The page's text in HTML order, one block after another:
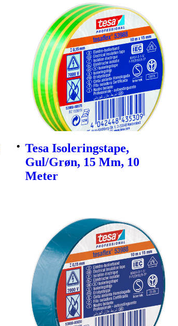
Tesa Isoleringstape,
Gul/Grøn, 15 Mm, 10
Meter